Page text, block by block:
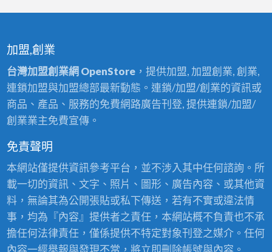
加盟,創業
台灣加盟創業網 OpenStore，提供加盟, 加盟創業, 創業,
連鎖加盟與加盟總部最新動態。連鎖/加盟/創業的資訊或
商品、產品、服務的免費網路廣告刊登, 提供連鎖/加盟/
創業業主免費宣傳。
免責聲明
本網站僅提供資訊參考平台，並不涉入其中任何諮詢。所
載一切的資訊、文字、照片、圖形、廣告內容、或其他資
料，無論其為公開張貼或私下傳送，若有不實或違法情
事，均為『內容』提供者之責任，本網站概不負責也不承
擔任何法律責任，僅係提供不特定對象刊登之媒介。任何
內容一經舉報與發現不當，將立即刪除帳號與內容。